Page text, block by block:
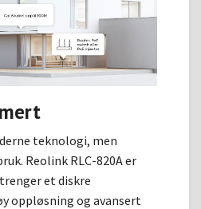
teknologi, men
Reolink RLC-820A er
et diskre
oppløsning og avansert